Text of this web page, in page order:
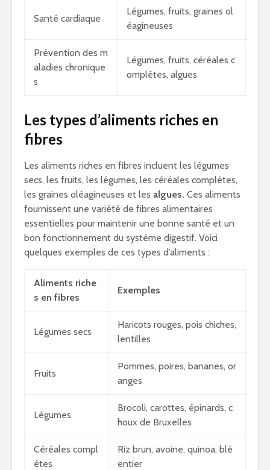
Santé cardiaque
Légumes, fruits, graines ol
éagineuses
Prévention des m
aladies chronique
s
Légumes, fruits, céréales c
omplètes, algues
Les types d’aliments riches en
fibres
Les aliments riches en fibres incluent les légumes
secs, les fruits, les légumes, les céréales complètes,
les graines oléagineuses et les algues. Ces aliments
fournissent une variété de fibres alimentaires
essentielles pour maintenir une bonne santé et un
bon fonctionnement du système digestif. Voici
quelques exemples de ces types d’aliments :
Aliments riche
s en fibres
Exemples
Légumes secs
Haricots rouges, pois chiches,
lentilles
Fruits
Pommes, poires, bananes, or
anges
Légumes
Brocoli, carottes, épinards, c
houx de Bruxelles
Céréales compl
ètes
Riz brun, avoine, quinoa, blé
entier